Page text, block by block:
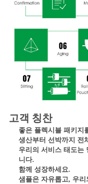
고객 칭찬
좋은 플렉시블 패키지
생산부터 선박까지 전
우리의 서비스 태도는
니다.
함께 성장하세요.
샘플은 자유롭고, 우